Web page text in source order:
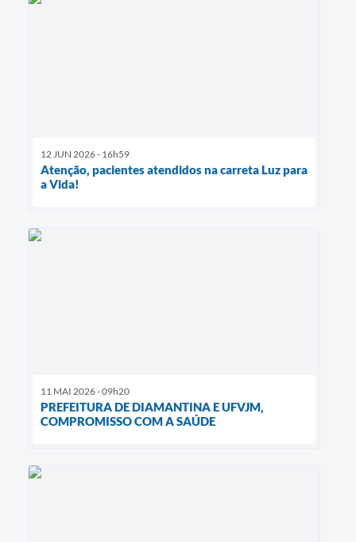
12 JUN 2026 - 16h59
Atenção, pacientes atendidos na carreta Luz para
a Vida!
11 MAI 2026 - 09h20
PREFEITURA DE DIAMANTINA E UFVJM,
COMPROMISSO COM A SAÚDE